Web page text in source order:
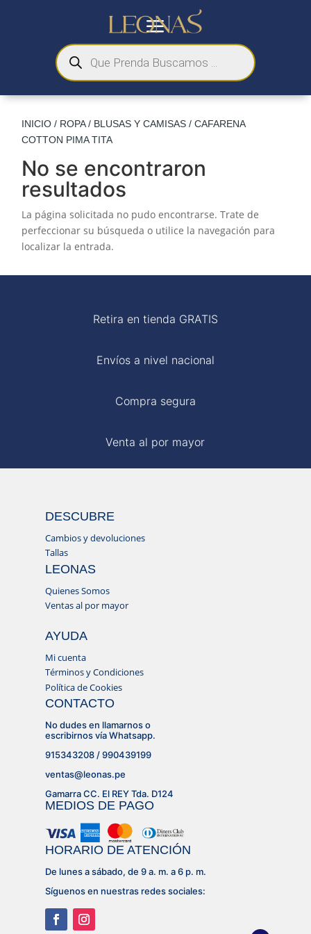
a
Búsqueda
de
productos
INICIO / ROPA/ BLUSAS Y CAMISAS / CAFARENA
COTTON PIMA TITA
No se encontraron
resultados
La página solicitada no pudo encontrarse. Trate de
perfeccionar su búsqueda o utilice la navegación para
localizar la entrada.
Retira en tienda GRATIS
Envíos a nivel nacional
Compra segura
Venta al por mayor
DESCUBRE
Cambios y devoluciones
Tallas
LEONAS
Quienes Somos
Ventas al por mayor
AYUDA
Mi cuenta
Términos y Condiciones
Política de Cookies
CONTACTO
No dudes en llamarnos o
escribirnos vía Whatsapp.
915343208 / 990439199
ventas@leonas.pe
Gamarra CC. El REY Tda. D124
MEDIOS DE PAGO
HORARIO DE ATENCIÓN
De lunes a sábado, de 9 a. m. a 6 p. m.
Síguenos en nuestras redes sociales: